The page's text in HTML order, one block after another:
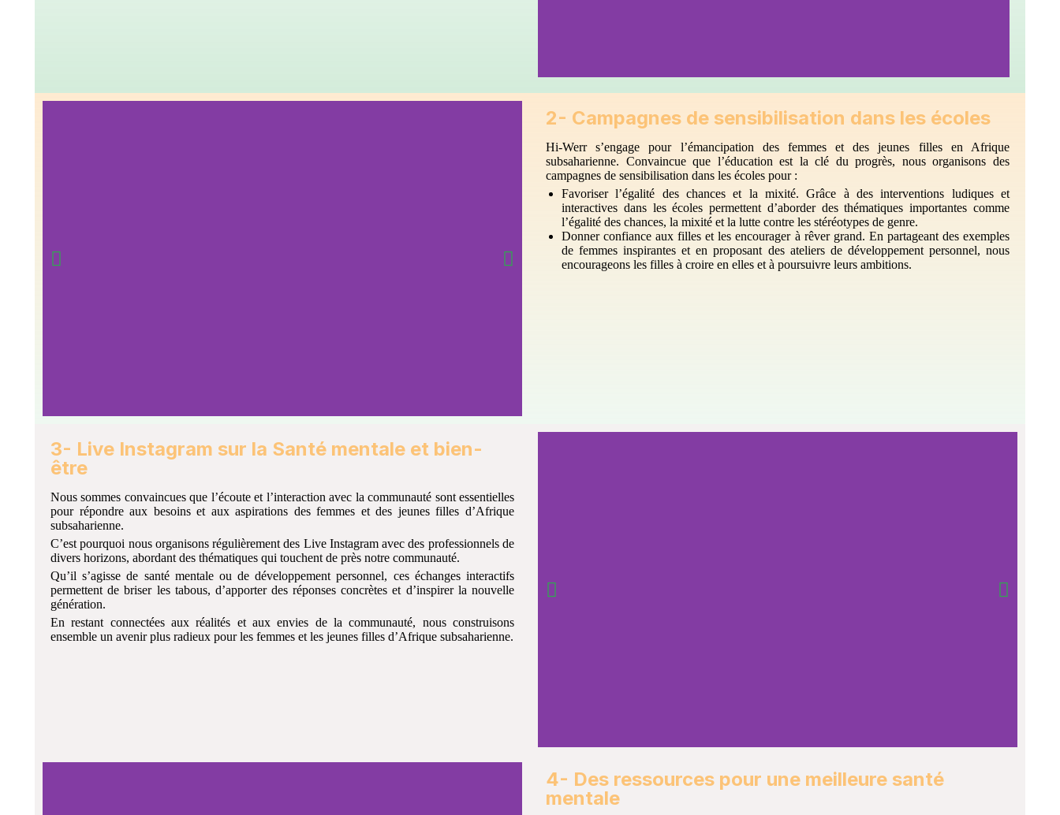
2- Campagnes de sensibilisation dans les écoles​
Hi-Werr s’engage pour l’émancipation des femmes et des jeunes filles en Afrique
subsaharienne. Convaincue que l’éducation est la clé du progrès, nous organisons des
campagnes de sensibilisation dans les écoles pour :
Favoriser l’égalité des chances et la mixité. Grâce à des interventions ludiques et
interactives dans les écoles permettent d’aborder des thématiques importantes comme
l’égalité des chances, la mixité et la lutte contre les stéréotypes de genre.
Donner confiance aux filles et les encourager à rêver grand. En partageant des exemples
de femmes inspirantes et en proposant des ateliers de développement personnel, nous
encourageons les filles à croire en elles et à poursuivre leurs ambitions.
3- Live Instagram sur la Santé mentale et bien-
être​
Nous sommes convaincues que l’écoute et l’interaction avec la communauté sont essentielles
pour répondre aux besoins et aux aspirations des femmes et des jeunes filles d’Afrique
subsaharienne.
C’est pourquoi nous organisons régulièrement des Live Instagram avec des professionnels de
divers horizons, abordant des thématiques qui touchent de près notre communauté.
Qu’il s’agisse de santé mentale ou de développement personnel, ces échanges interactifs
permettent de briser les tabous, d’apporter des réponses concrètes et d’inspirer la nouvelle
génération.
En restant connectées aux réalités et aux envies de la communauté, nous construisons
ensemble un avenir plus radieux pour les femmes et les jeunes filles d’Afrique subsaharienne.
4- Des ressources pour une meilleure santé
mentale​